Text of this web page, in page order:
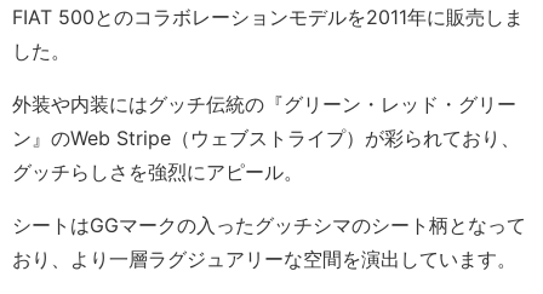
FIAT 500とのコラボレーションモデルを2011年に販売しま
した。
外装や内装にはグッチ伝統の『グリーン・レッド・グリー
ン』のWeb Stripe（ウェブストライプ）が彩られており、
グッチらしさを強烈にアピール。
シートはGGマークの入ったグッチシマのシート柄となって
おり、より一層ラグジュアリーな空間を演出しています。